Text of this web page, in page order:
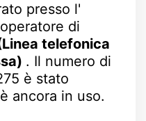
presso l'
operatore di
telefonica
. Il numero di
è stato
ancora in uso.